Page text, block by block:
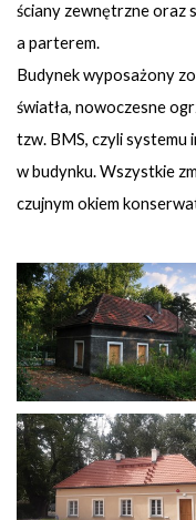
ściany zewnętrzne oraz
a parterem.
Budynek wyposażony
światła, nowoczesne
tzw. BMS, czyli systemu
w budynku. Wszystkie
czujnym okiem